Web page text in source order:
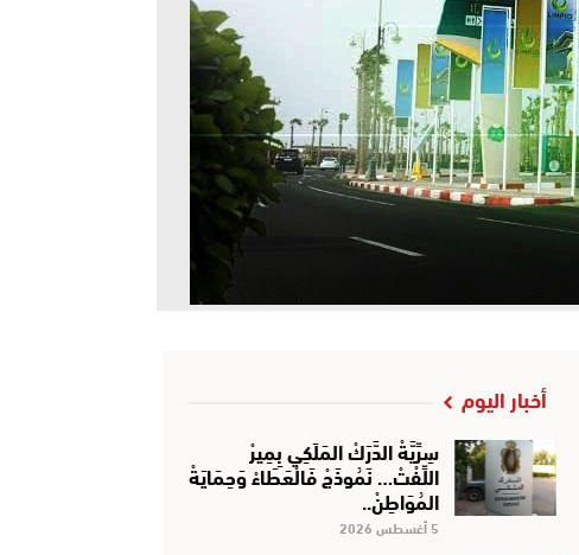
أخبار اليوم
سِرِّيَّةْ الدَّرَكْ المَلَكِي بِمِيرْ
اللِّفْتْ… نَمُوذَجْ فَالْعَطَاءْ وَحِمَايَةْ
المُوَاطِنْ..
5 أغسطس 2026